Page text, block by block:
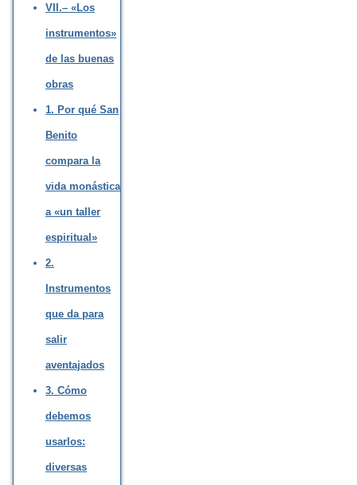
VII.– «Los
instrumentos»
de las buenas
obras
1. Por qué San
Benito
compara la
vida monástica
a «un taller
espiritual»
2.
Instrumentos
que da para
salir
aventajados
3. Cómo
debemos
usarlos:
diversas